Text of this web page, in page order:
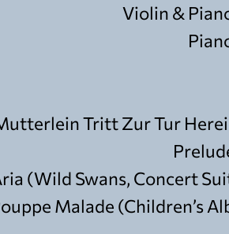
Violin &
Tritt Zur Tur
(Wild Swans, Concert
Malade (Children’s